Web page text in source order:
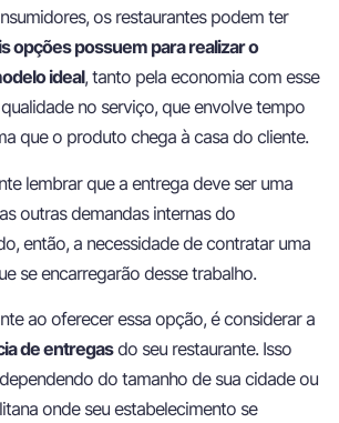
os restaurantes podem ter
opções possuem para realizar o
ideal, tanto pela economia com esse
no serviço, que envolve tempo
que o produto chega à casa do cliente.
lembrar que a entrega deve ser uma
outras demandas internas do
então, a necessidade de contratar uma
se encarregarão desse trabalho.
ao oferecer essa opção, é considerar a
de entregasdo seu restaurante. Isso
do tamanho de sua cidade ou
onde seu estabelecimento se